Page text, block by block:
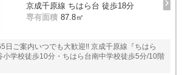
京成千原線 ちはら台 徒歩18分
専有面積 87.8㎡
ご案内いつでも大歓迎!! 京成千原線『ちはら
小学校徒歩10分・ちはら台南中学校徒歩5分/10階